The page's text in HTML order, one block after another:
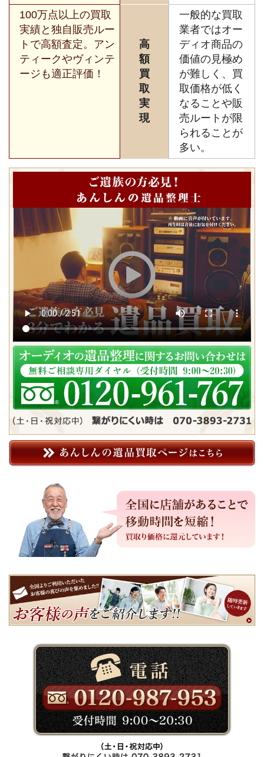
100万点以上の買取
実績と独自販売ルー
トで高額査定。アン
ティークやヴィンテ
ージも適正評価！
高
額
買
取
実
現
一般的な買取
業者ではオー
ディオ商品の
価値の見極め
が難しく、買
取価格が低く
なることや販
売ルートが限
られることが
多い。